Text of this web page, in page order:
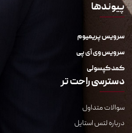
پیوندها
سرویس پریمیوم
سرویس وی آی پی
کمد کپسولی
دسترسی راحت تر
سوالات متداول
درباره لتس استایل